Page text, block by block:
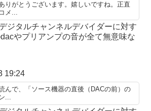
りがとうございます。嬉しいですね。正直
メ...
ジタルチャンネルデバイダーに対す
やプリアンプの音が全て無意味な
19:24
んで、「ソース機器の直後（DACの前）の
...